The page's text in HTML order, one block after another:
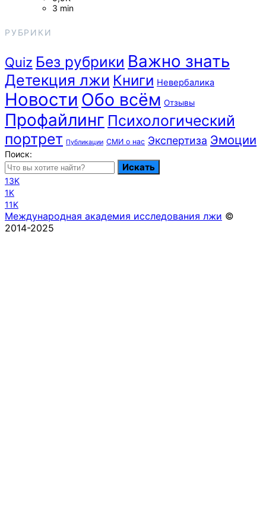
3 min
РУБРИКИ
Quiz Без рубрики Важно знать
Детекция лжи Книги Невербалика
Новости Обо всём Отзывы
Профайлинг Психологический
портрет Публикации СМИ о нас Экспертиза Эмоции
Поиск:
Искать
13K
1K
11K
Международная академия исследования лжи ©
2014-2025